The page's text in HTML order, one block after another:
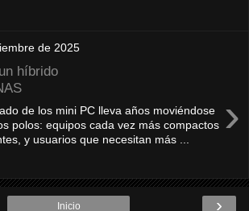
de 2025
híbrido
›
de los mini PC lleva años moviéndose
polos: equipos cada vez más compactos
y usuarios que necesitan más ...
›
Inicio